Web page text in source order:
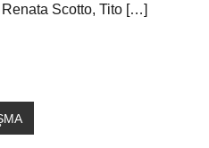
Renata Scotto, Tito […]